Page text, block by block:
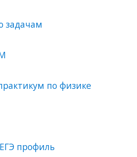
задачам
по физике
профиль